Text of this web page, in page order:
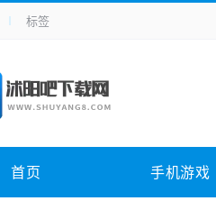
H5游戏
其它类别 图形软件
未分类
标签
首页 手机游戏